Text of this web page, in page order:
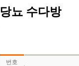
당뇨 수다방
번호